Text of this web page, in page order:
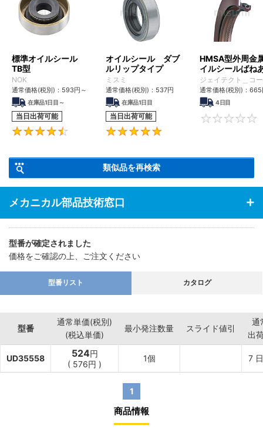
標準オイルシール
TB型
NOK
通常価格(税別)： 593円 ～
在庫品1日目～
当日出荷可能
4.6
オイルシール ダブ
ルリップタイプ
ミスミ
通常価格(税別)： 537円
在庫品1日目
当日出荷可能
HMSA型外周金
イルシールばね
補助リップ付き
ジェイテクト＿コ
通常価格(税別)： 665
4日目
類似品を再検索
メカニカル部品技術窓口
型番が確定されました
価格をご確認の上、ご注文ください
型番リスト カタログ
型番
通常単価(税別)
(税込単価)
最小発注数量 スライド値引
通
出
UD35558 524円
( 576円 )
1個 7
1
商品情報